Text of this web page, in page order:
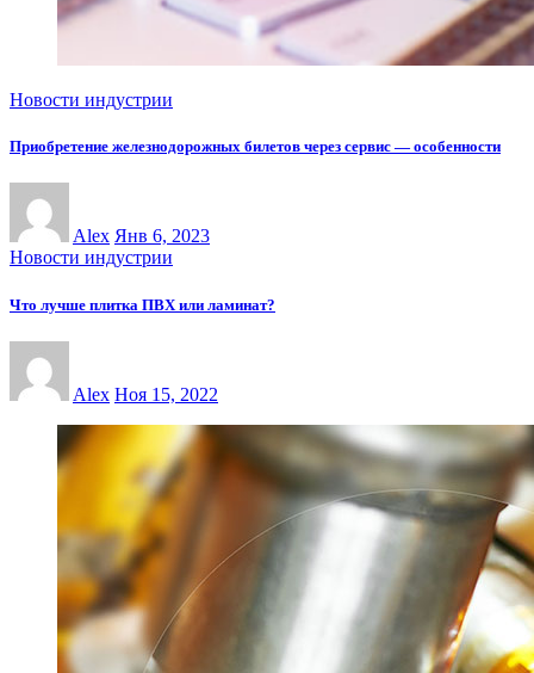
Новости индустрии
Приобретение железнодорожных билетов через сервис — особенности
Alex Янв 6, 2023
Новости индустрии
Что лучше плитка ПВХ или ламинат?
Alex Ноя 15, 2022